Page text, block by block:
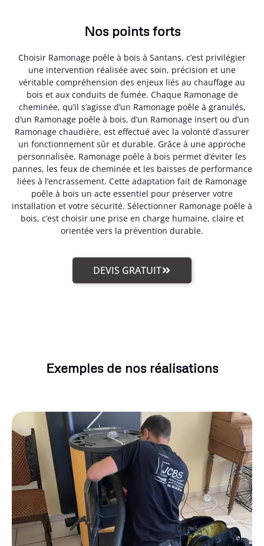
Nos points forts
Choisir Ramonage poêle à bois à Santans, c’est privilégier
une intervention réalisée avec soin, précision et une
véritable compréhension des enjeux liés au chauffage au
bois et aux conduits de fumée. Chaque Ramonage de
cheminée, qu’il s’agisse d’un Ramonage poêle à granulés,
d’un Ramonage poêle à bois, d’un Ramonage insert ou d’un
Ramonage chaudière, est effectué avec la volonté d’assurer
un fonctionnement sûr et durable. Grâce à une approche
personnalisée, Ramonage poêle à bois permet d’éviter les
pannes, les feux de cheminée et les baisses de performance
liées à l’encrassement. Cette adaptation fait de Ramonage
poêle à bois un acte essentiel pour préserver votre
installation et votre sécurité. Sélectionner Ramonage poêle à
bois, c’est choisir une prise en charge humaine, claire et
orientée vers la prévention durable.
DEVIS GRATUIT
Exemples de nos réalisations